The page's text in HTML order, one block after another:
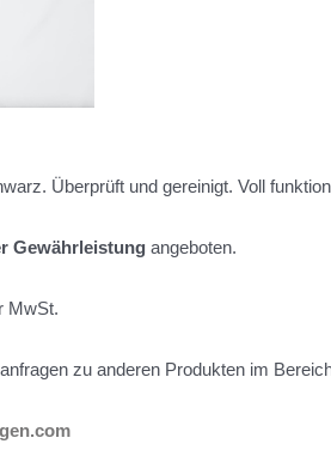
Überprüft und gereinigt. Voll
Gewährleistung angeboten.
MwSt.
zu anderen Produkten im